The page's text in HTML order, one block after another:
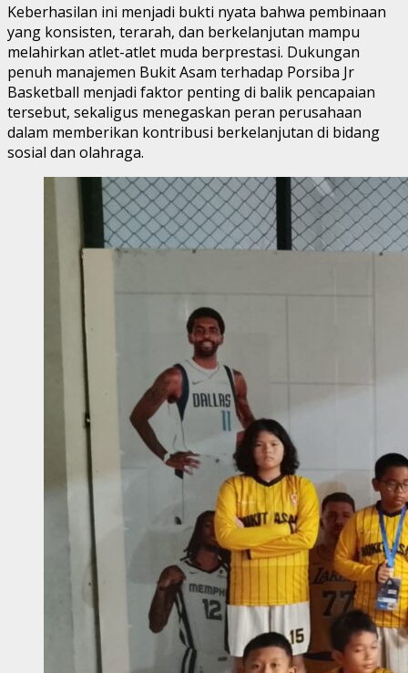
Keberhasilan ini menjadi bukti nyata bahwa pembinaan
yang konsisten, terarah, dan berkelanjutan mampu
melahirkan atlet-atlet muda berprestasi. Dukungan
penuh manajemen Bukit Asam terhadap Porsiba Jr
Basketball menjadi faktor penting di balik pencapaian
tersebut, sekaligus menegaskan peran perusahaan
dalam memberikan kontribusi berkelanjutan di bidang
sosial dan olahraga.